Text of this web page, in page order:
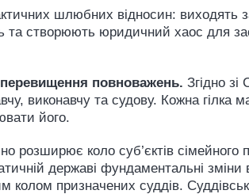
шлюбних відносин: виходять
та створюють юридичний хаос для
повноважень. Згідно зі
виконавчу та судову. Кожна гілка
його.
коло суб’єктів сімейного
державі фундаментальні зміни
призначених суддів.